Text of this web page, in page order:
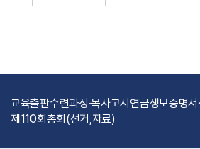
교육출판수련과정·목사고시 연금생보증명서
제110회총회(선거,자료)